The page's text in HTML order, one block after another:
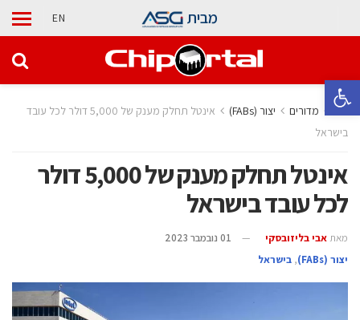
פתח סרגל נגישות
מבית EN
בית מדורים ‫יצור (‪(FABs‬‬
אינטל תחלק מענק של 5,000 דולר לכל עובד
בישראל
אינטל תחלק מענק של 5,000 דולר
לכל עובד בישראל
מאת אבי בליזובסקי
01 נובמבר 2023
‫יצור (‪(FABs‬‬
, בישראל